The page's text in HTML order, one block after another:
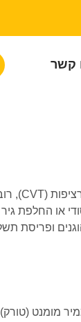
קשר
או החלפת
ופריסת
מומנט (טורק),